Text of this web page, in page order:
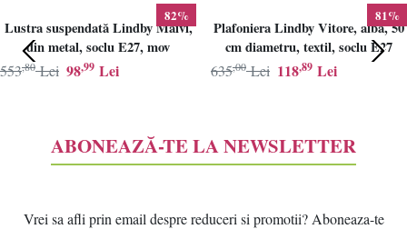
82%
Lustra suspendată Lindby Maivi,
din metal, soclu E27, mov
98,99 Lei
553,80 Lei
81%
Plafoniera Lindby Vitore, alba, 50
cm diametru, textil, soclu E27
118,89 Lei
635,00 Lei
ABONEAZĂ-TE LA NEWSLETTER
Vrei sa afli prin email despre reduceri si promotii? Aboneaza-te